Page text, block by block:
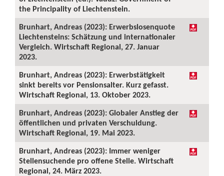
the Principality of Liechtenstein.
Brunhart, Andreas (2023): Erwerbslosenquote
Liechtensteins: Schätzung und internationaler
Vergleich. Wirtschaft Regional, 27. Januar
2023.
Brunhart, Andreas (2023): Erwerbstätigkeit
sinkt bereits vor Pensionsalter. Kurz gefasst.
Wirtschaft Regional, 13. Oktober 2023.
Brunhart, Andreas (2023): Globaler Anstieg der
öffentlichen und privaten Verschuldung.
Wirtschaft Regional, 19. Mai 2023.
Brunhart, Andreas (2023): Immer weniger
Stellensuchende pro offene Stelle. Wirtschaft
Regional, 24. März 2023.